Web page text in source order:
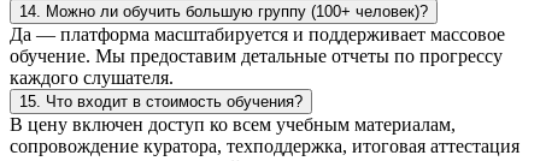
14. Можно ли обучить большую группу (100+ человек)?
Да — платформа масштабируется и поддерживает массовое
обучение. Мы предоставим детальные отчеты по прогрессу
каждого слушателя.
15. Что входит в стоимость обучения?
В цену включен доступ ко всем учебным материалам,
сопровождение куратора, техподдержка, итоговая аттестация